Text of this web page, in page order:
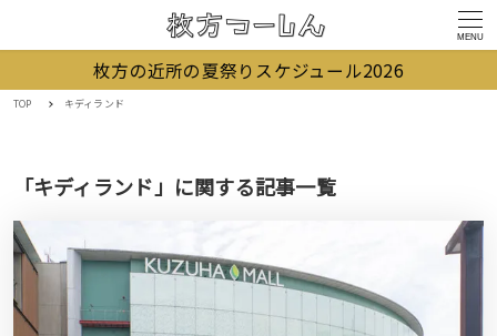
MENU
枚方の近所の夏祭りスケジュール2026
TOP キディランド
「キディランド」に関する記事一覧